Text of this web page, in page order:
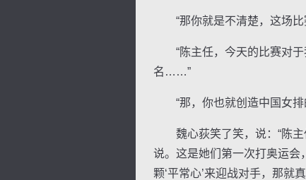
“那你就是不清楚，这场比
“陈主任，今天的比赛对于
名……”
“那，你也就创造中国女排
魏心荻笑了笑，说：“陈主
说。这是她们第一次打奥运会
颗‘平常心’来迎战对手，那就